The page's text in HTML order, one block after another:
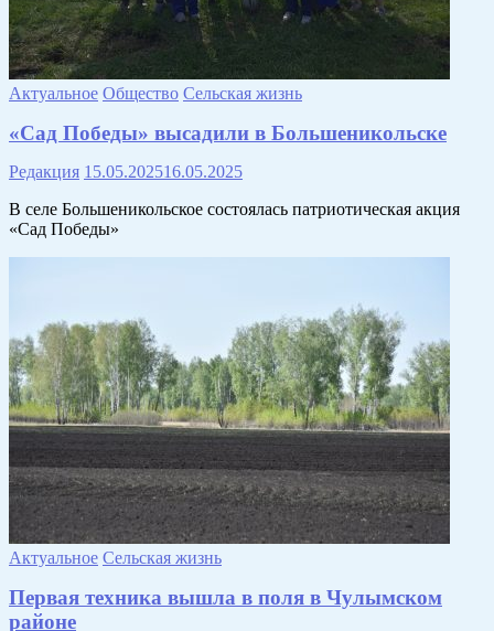
Актуальное Общество Сельская жизнь
«Сад Победы» высадили в Большеникольске
Редакция 15.05.202516.05.2025
В селе Большеникольское состоялась патриотическая акция
«Сад Победы»
Актуальное Сельская жизнь
Первая техника вышла в поля в Чулымском
районе